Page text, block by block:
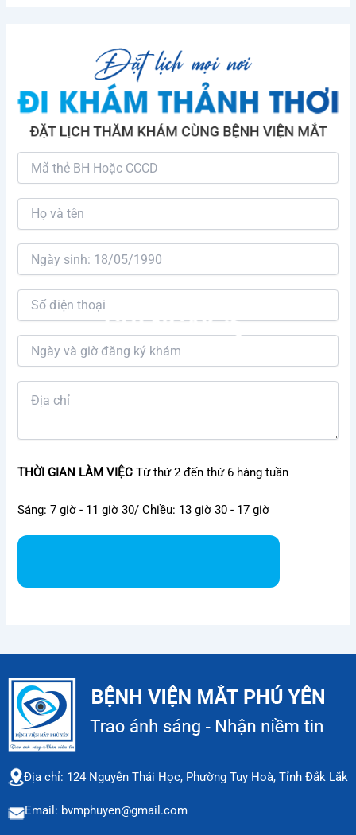
THỜI GIAN LÀM VIỆC Từ thứ 2 đến thứ 6 hàng tuần
Sáng: 7 giờ - 11 giờ 30/ Chiều: 13 giờ 30 - 17 giờ
Địa chỉ: 124 Nguyễn Thái Học, Phường Tuy Hoà, Tỉnh Đắk Lắk
Email: bvmphuyen@gmail.com